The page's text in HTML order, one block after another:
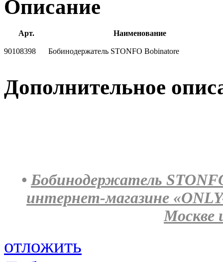
Описание
Арт. Наименование
90108398 Бобинодержатель STONFO Bobinatore
Дополнительное
• Бобинодержатель
интернет-магазине
Москве
отложить